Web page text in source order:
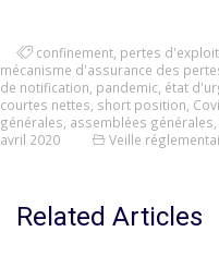
confinement pertes
mécanisme d'assurance des
de notification pandemic état
courtes nettes short position
générales assemblées générales
avril 2020
Veille
Related Articles